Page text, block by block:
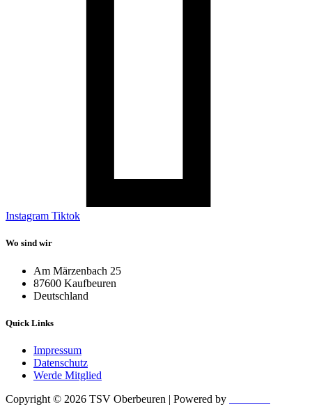
Instagram Tiktok
Wo sind wir
Am Märzenbach 25
87600 Kaufbeuren
Deutschland
Quick Links
Impressum
Datenschutz
Werde Mitglied
Copyright © 2026 TSV Oberbeuren | Powered by